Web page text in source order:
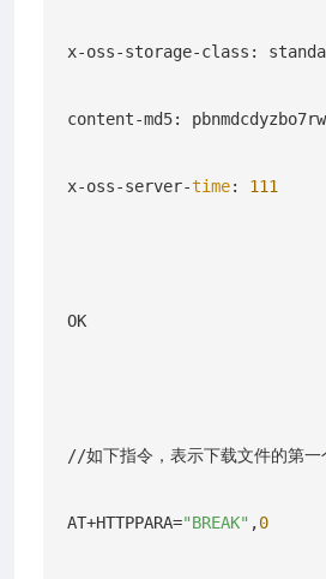
x-oss-storage-class:
content-md5:
x-oss-server-time: 111
OK
//如下指令，表示下载文件的第一
AT+HTTPPARA="BREAK" ,0